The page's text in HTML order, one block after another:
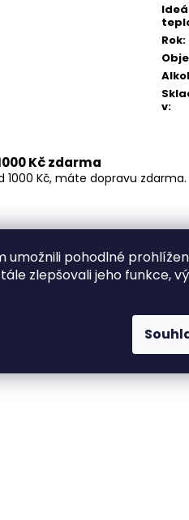
umožnili pohodlné
zlepšovali jeho funkce,
Rok:
v:
Kč zdarma
1000 Kč, máte dopravu zdarma.
vůněmi medového
Tato odrůda se v Itálii také
také k pokrmům z telecího